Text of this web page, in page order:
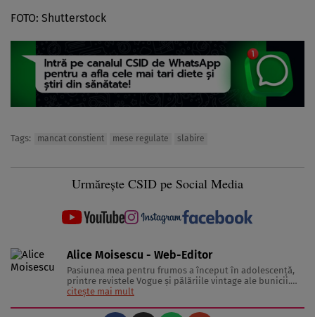
FOTO: Shutterstock
Tags: mancat constient mese regulate slabire
Urmărește CSID pe Social Media
Alice Moisescu - Web-Editor
Pasiunea mea pentru frumos a început în adolescență,
printre revistele Vogue și pălăriile vintage ale bunicii.
Astăzi, am transformat acea fascinație într-o misiune:
citește mai mult